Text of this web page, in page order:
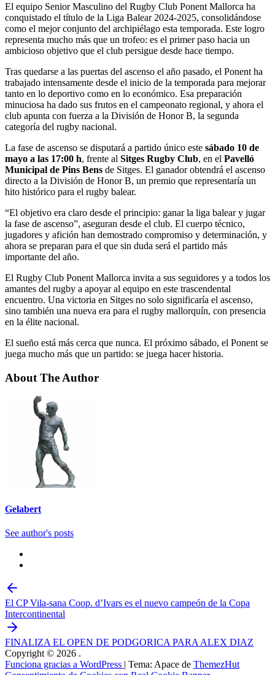
El equipo Senior Masculino del Rugby Club Ponent Mallorca ha
conquistado el título de la Liga Balear 2024-2025, consolidándose
como el mejor conjunto del archipiélago esta temporada. Este logro
representa mucho más que un trofeo: es el primer paso hacia un
ambicioso objetivo que el club persigue desde hace tiempo.
Tras quedarse a las puertas del ascenso el año pasado, el Ponent ha
trabajado intensamente desde el inicio de la temporada para mejorar
tanto en lo deportivo como en lo económico. Esa preparación
minuciosa ha dado sus frutos en el campeonato regional, y ahora el
club apunta con fuerza a la División de Honor B, la segunda
categoría del rugby nacional.
La fase de ascenso se disputará a partido único este sábado 10 de
mayo a las 17:00 h, frente al Sitges Rugby Club, en el Pavelló
Municipal de Pins Bens de Sitges. El ganador obtendrá el ascenso
directo a la División de Honor B, un premio que representaría un
hito histórico para el rugby balear.
“El objetivo era claro desde el principio: ganar la liga balear y jugar
la fase de ascenso”, aseguran desde el club. El cuerpo técnico,
jugadores y afición han demostrado compromiso y determinación, y
ahora se preparan para el que sin duda será el partido más
importante del año.
El Rugby Club Ponent Mallorca invita a sus seguidores y a todos los
amantes del rugby a apoyar al equipo en este trascendental
encuentro. Una victoria en Sitges no solo significaría el ascenso,
sino también una nueva era para el rugby mallorquín, con presencia
en la élite nacional.
El sueño está más cerca que nunca. El próximo sábado, el Ponent se
juega mucho más que un partido: se juega hacer historia.
About The Author
Gelabert
See author's posts
El CP Vila-sana Coop. d’Ivars es el nuevo campeón de la Copa
Intercontinental
FINALIZA EL OPEN DE PODGORICA PARA ALEX DIAZ
Copyright © 2026 .
Funciona gracias a WordPress | Tema: Apace de ThemezHut